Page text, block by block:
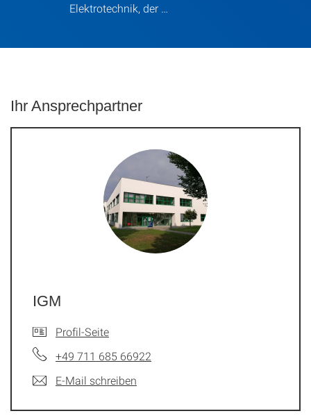
Elektrotechnik, der …
Ihr Ansprechpartner
IGM
Profil-Seite
+49 711 685 66922
E-Mail schreiben